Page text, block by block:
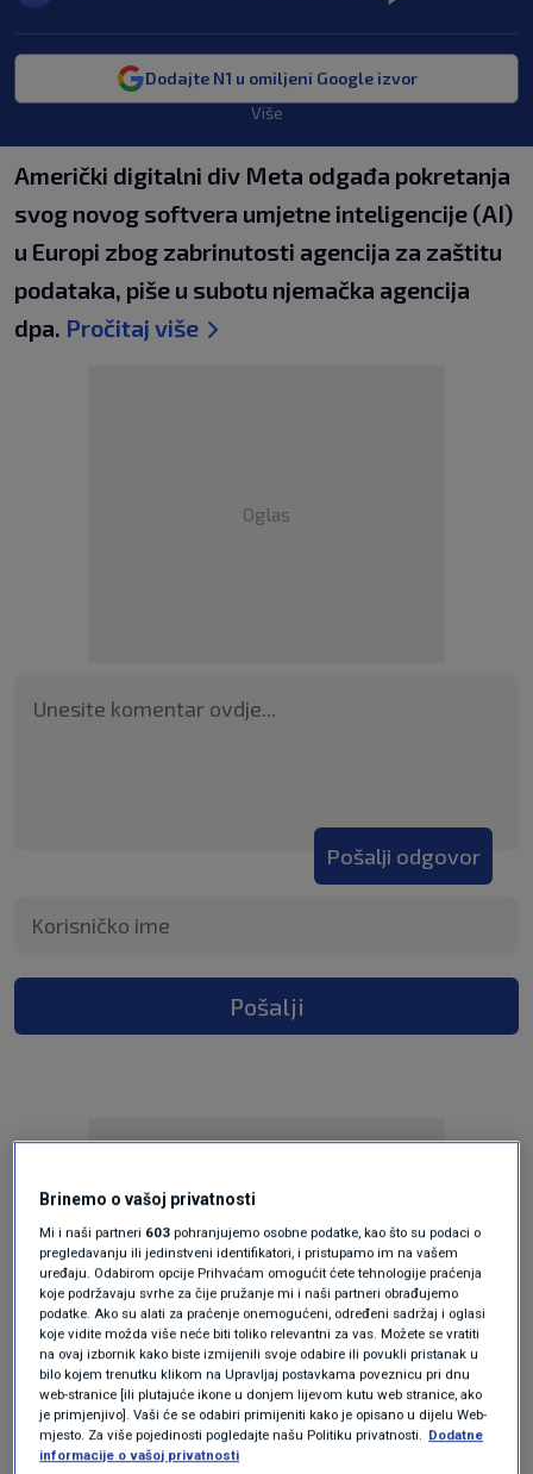
Dodajte N1 u omiljeni Google izvor
Više
Američki digitalni div Meta odgađa pokretanja
svog novog softvera umjetne inteligencije (AI)
u Europi zbog zabrinutosti agencija za zaštitu
podataka, piše u subotu njemačka agencija
dpa. Pročitaj više
Oglas
Pošalji odgovor
Pošalji
Oglas
Brinemo o vašoj privatnosti
Mi i naši partneri 603 pohranjujemo osobne podatke, kao što su podaci o
pregledavanju ili jedinstveni identifikatori, i pristupamo im na vašem
uređaju. Odabirom opcije Prihvaćam omogućit ćete tehnologije praćenja
koje podržavaju svrhe za čije pružanje mi i naši partneri obrađujemo
podatke. Ako su alati za praćenje onemogućeni, određeni sadržaj i oglasi
koje vidite možda više neće biti toliko relevantni za vas. Možete se vratiti
na ovaj izbornik kako biste izmijenili svoje odabire ili povukli pristanak u
bilo kojem trenutku klikom na Upravljaj postavkama poveznicu pri dnu
web-stranice [ili plutajuće ikone u donjem lijevom kutu web stranice, ako
je primjenjivo]. Vaši će se odabiri primijeniti kako je opisano u dijelu Web-
mjesto. Za više pojedinosti pogledajte našu Politiku privatnosti. Dodatne
informacije o vašoj privatnosti